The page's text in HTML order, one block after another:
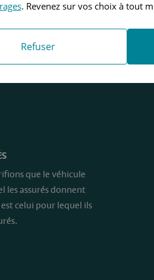
que le véhicule
les assurés donnent
celui pour lequel ils
. Revenez sur vos choix à tout
Refuser